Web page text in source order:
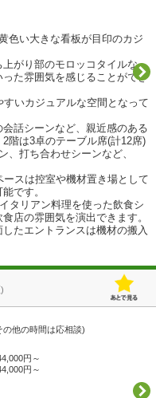
色い大きな看板が目印のカジ
がり部のモロッコタイルな
た雰囲気を感じることができ
いカジュアルな空間となって
話シーンなど、親近感のある
階は3卓のテーブル席(計12席)
、打ち合わせシーンなど、
スは控室や機材置き場として
です。
タリアン料理を使った飲食シ
店の雰囲気を演出できます。
たエントランスは機材の搬入
の他の時間は応相談)
円～
円～